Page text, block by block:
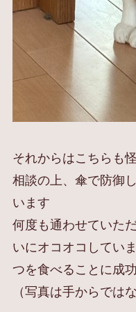
それからはこちらも
相談の上、傘で防御
います
何度も通わせていた
いにオコオコしてい
つを食べることに成
（写真は手からでは